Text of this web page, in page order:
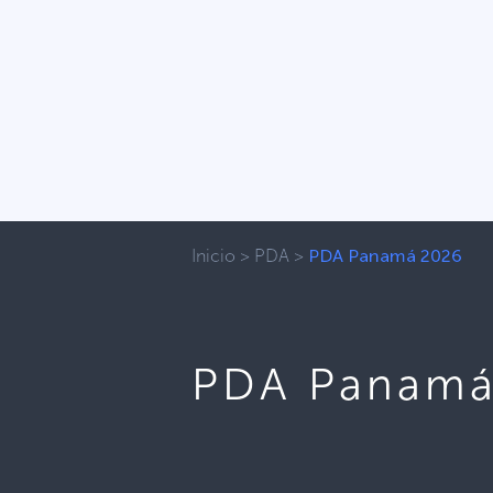
Inicio > PDA > PDA Panamá 2026
PDA